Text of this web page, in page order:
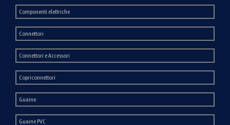
Componenti elettriche
Connettori
Connettori e Accessori
Copriconnettori
Guaine
Guaine PVC